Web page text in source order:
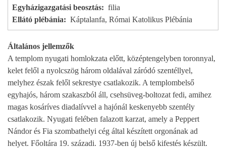
Egyházigazgatási beosztás
filia
Ellátó plébánia
Káptalanfa, Római Katolikus Plébánia
Általános jellemzők
A templom nyugati homlokzata előtt, középtengelyben toronnyal,
kelet felől a nyolcszög három oldalával záródó szentéllyel,
melyhez észak felől sekrestye csatlakozik. A templombelső
egyhajós, három szakaszból áll, csehsüveg-boltozat fedi, amihez
magas kosáríves diadalívvel a hajónál keskenyebb szentély
csatlakozik. Nyugati felében falazott karzat, amely a Peppert
Nándor és Fia szombathelyi cég által készített orgonának ad
helyet. Főoltára 19. századi. 1937-ben új belső kifestés készült.